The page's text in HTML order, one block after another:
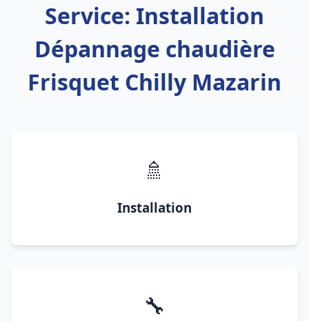
Service: Installation
Dépannage chaudière
Frisquet Chilly Mazarin
🚿
Installation
🔧